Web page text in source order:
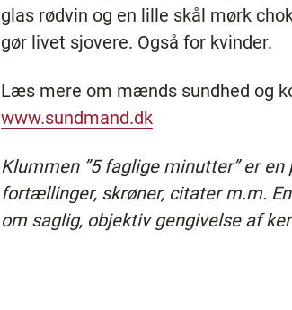
glas rødvin og en lille skål mørk
gør livet sjovere. Også for kvinder.
Læs mere om mænds sundhed og
www.sundmand.dk
Klummen ”5 faglige minutter” er
fortællinger, skrøner, citater m.m.
om saglig, objektiv gengivelse af